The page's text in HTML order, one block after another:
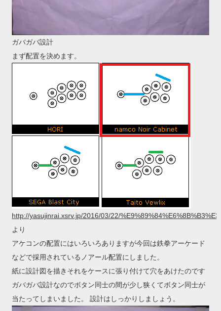
ガバガバ設計
まず配置を決めます。
http://yasujinrai.xsrv.jp/2016/03/22/
より
アケコンの配置にはいろいろありますが今回は鉄拳アーケード
などで採用されているノアール配置にしました。
紙に設計図を描きそれをケースに張り付けて穴をあけたのです
ガバガバ設計なのでボタン同士の間が少し狭くてボタン同士が
当たってしまいました。 設計はしっかりしましょう。